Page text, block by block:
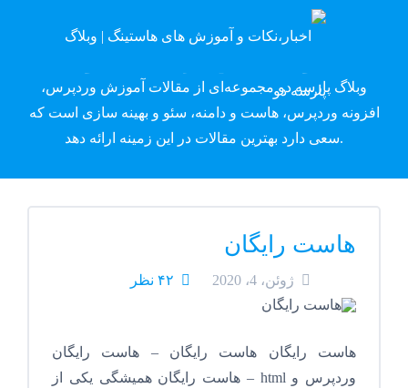
وبلاگ پارسه دِو
وبلاگ پارسه دو مجموعه‌ای از مقالات آموزش وردپرس،
افزونه وردپرس، هاست و دامنه، سئو و بهینه سازی است که
سعی دارد بهترین مقالات در این زمینه ارائه دهد.
هاست رایگان
ژوئن، 4، 2020 ۴۲ نظر
هاست رایگان هاست رایگان – هاست رایگان
وردپرس و html – هاست رایگان همیشگی یکی از